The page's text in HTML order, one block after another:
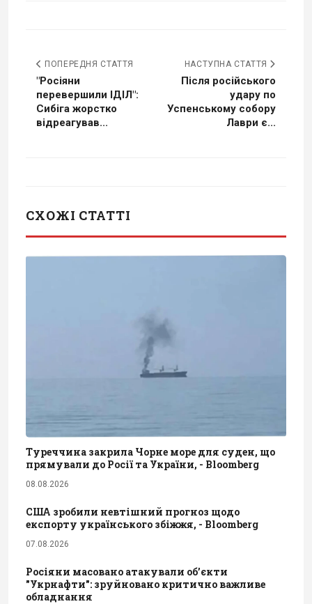
ПОПЕРЕДНЯ СТАТТЯ
"Росіяни
перевершили ІДІЛ":
Сибіга жорстко
відреагував...
НАСТУПНА СТАТТЯ
Після російського
удару по
Успенському собору
Лаври є...
СХОЖІ СТАТТІ
Туреччина закрила Чорне море для суден, що
прямували до Росії та України, - Bloomberg
08.08.2026
США зробили невтішний прогноз щодо
експорту українського збіжжя, - Bloomberg
07.08.2026
Росіяни масовано атакували обʼєкти
"Укрнафти": зруйновано критично важливе
обладнання